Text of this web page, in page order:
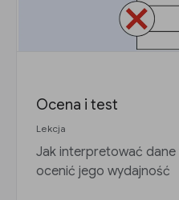
Ocena i test
Lekcja
Jak interpretować dane
ocenić jego wydajność